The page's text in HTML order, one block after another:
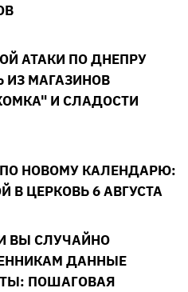
АТАКИ ПО ДНЕПРУ
ИЗ МАГАЗИНОВ
И СЛАДОСТИ
НОВОМУ КАЛЕНДАРЮ:
В ЦЕРКОВЬ 6 АВГУСТА
ВЫ СЛУЧАЙНО
ДАННЫЕ
ПОШАГОВАЯ